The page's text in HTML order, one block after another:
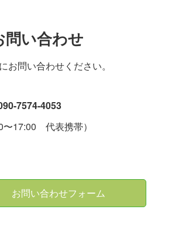
問い合わせ
お問い合わせください。
7574-4053
〜17:00 代表携帯）
お問い合わせフォーム